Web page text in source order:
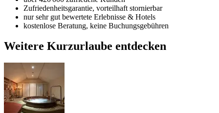
Zufriedenheitsgarantie, vorteilhaft stornierbar
nur sehr gut bewertete Erlebnisse & Hotels
kostenlose Beratung, keine Buchungsgebühren
Weitere Kurzurlaube entdecken